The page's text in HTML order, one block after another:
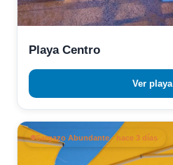
Playa Centro
Ver playa
Sargazo Abundante · hace 3 días